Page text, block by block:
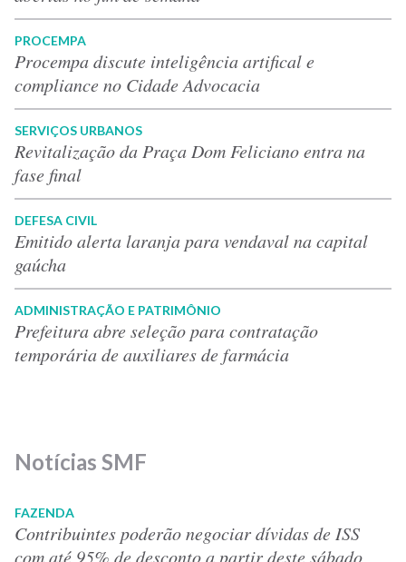
PROCEMPA
Procempa discute inteligência artifical e
compliance no Cidade Advocacia
SERVIÇOS URBANOS
Revitalização da Praça Dom Feliciano entra na
fase final
DEFESA CIVIL
Emitido alerta laranja para vendaval na capital
gaúcha
ADMINISTRAÇÃO E PATRIMÔNIO
Prefeitura abre seleção para contratação
temporária de auxiliares de farmácia
Notícias SMF
FAZENDA
Contribuintes poderão negociar dívidas de ISS
com até 95% de desconto a partir deste sábado